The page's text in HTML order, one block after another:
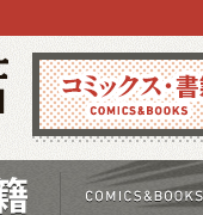
コミックス